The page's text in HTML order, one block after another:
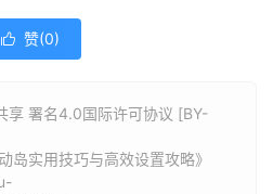
 赞(0)
享 署名4.0国际许可协议 [BY-
岛实用技巧与高效设置攻略》